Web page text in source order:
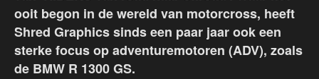
ooit begon in de wereld van motorcross, heeft
Shred Graphics sinds een paar jaar ook een
sterke focus op adventuremotoren (ADV), zoals
de BMW R 1300 GS.